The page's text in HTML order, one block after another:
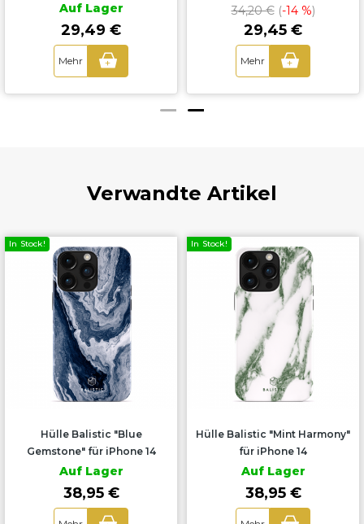
Auf Lager
29,49 €
Mehr +
34,20 €(-14 %)
29,45 €
Mehr +
Verwandte Artikel
In Stock!
Hülle Balistic "Blue
Gemstone" für iPhone 14
Auf Lager
38,95 €
In Stock!
Hülle Balistic "Mint Harmony"
für iPhone 14
Auf Lager
38,95 €